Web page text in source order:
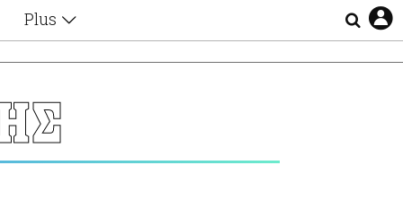
Plus
Αφιερώματα
Ζώδια